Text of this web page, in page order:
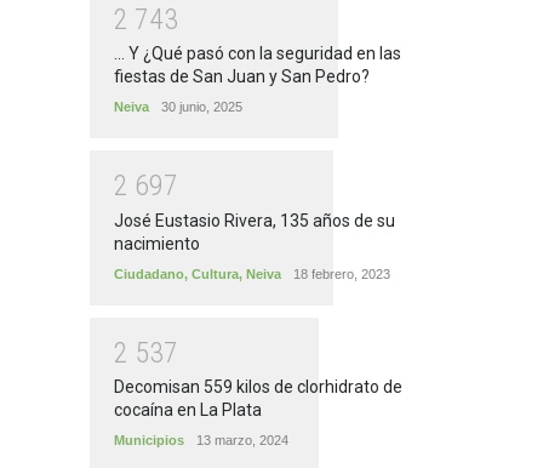
2 743
... Y ¿Qué pasó con la seguridad en las
fiestas de San Juan y San Pedro?
Neiva 30 junio, 2025
2 697
José Eustasio Rivera, 135 años de su
nacimiento
Ciudadano, Cultura, Neiva 18 febrero, 2023
2 537
Decomisan 559 kilos de clorhidrato de
cocaína en La Plata
Municipios 13 marzo, 2024